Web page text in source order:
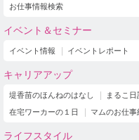
お仕事情報検索
イベント＆セミナー
イベント情報 イベントレポート
キャリアアップ
堤香苗のほんねのはなし まるこ日
在宅ワーカーの１日
マムのお仕事
ライフスタイル